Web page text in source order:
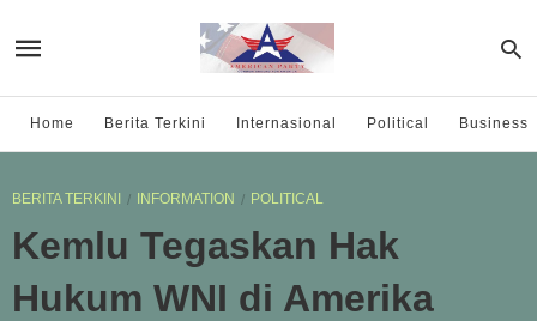
Home Berita Terkini Internasional Political Business
BERITA TERKINI INFORMATION POLITICAL
Kemlu Tegaskan Hak
Hukum WNI di Amerika